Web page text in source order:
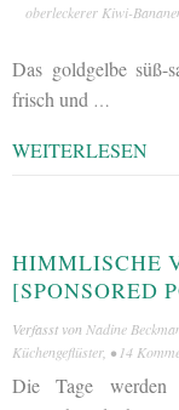
oberleckerer Kiwi-
Das goldgelbe süß-
frisch und …
WEITERLESEN
HIMMLISCHE
[SPONSORED
Verfasst von Nadine
Küchengeflüster, • 14
Die Tage